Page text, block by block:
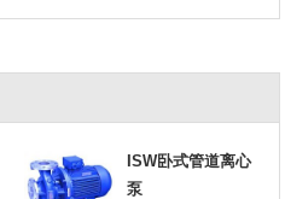
ISW卧式管道离心
泵